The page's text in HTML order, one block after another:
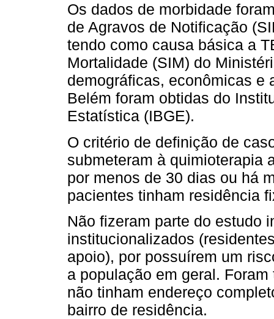
Os dados de morbidade
de Agravos de Notificação
tendo como causa básica a
Mortalidade (SIM) do
demográficas, econômicas e
Belém foram obtidas do
Estatística (IBGE).
O critério de definição de
submeteram à quimioterapia
por menos de 30 dias ou há
pacientes tinham residência
Não fizeram parte do estudo
institucionalizados
apoio), por possuírem um
a população em geral.
não tinham endereço
bairro de residência.